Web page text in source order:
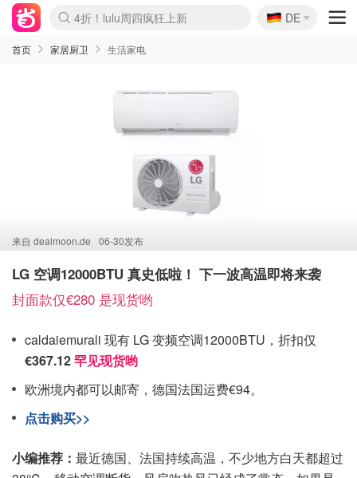
Boticinal 夏促开抢！
4折！lulu周四疯狂上新
还没结束！&OtherStories大促
Joybuy变相75折 随时失效
速领！Stanley独家85折
疑似霸哥！Camper额外叠85折
Zalando 奥莱闪促！每日更新
Moncler反季囤！5折起+叠9折
Coach Brooklyn仅€192
🇩🇪
DE
首页 家居厨卫 生活家电
来自 dealmoon.de 06-30发布
LG 空调12000BTU 真史低啦！ 下一波高温即将来袭
封面款仅€280 是现货哟
caldaiemurali 现有 LG 变频空调12000BTU，折扣仅
€367.12罕见现货哟
欧洲境内都可以邮寄，德国法国运费€94。
点击购买>>
小编推荐： 最近德国、法国持续高温，不少地方白天都超过